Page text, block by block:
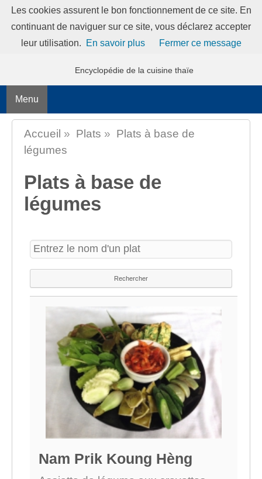
MANGERTHAI-GUIDE
Encyclopédie de la cuisine thaïe
Menu
Accueil » Plats » Plats à base de
légumes
Plats à base de
légumes
Nam Prik Koung Hèng
Les cookies assurent le bon fonctionnement de ce site. En
continuant de naviguer sur ce site, vous déclarez accepter
leur utilisation.
En savoir plus Fermer ce message